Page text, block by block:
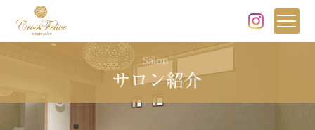
熊本市のエステサロ